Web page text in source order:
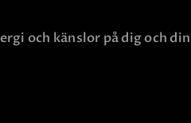
och känslor på dig och